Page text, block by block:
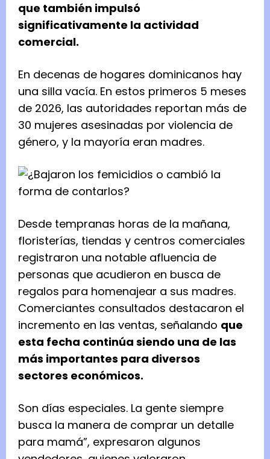
que también impulsó
significativamente la actividad
comercial.
En decenas de hogares dominicanos hay
una silla vacía. En estos primeros 5 meses
de 2026, las autoridades reportan más de
30 mujeres asesinadas por violencia de
género, y la mayoría eran madres.
Desde tempranas horas de la mañana,
floristerías, tiendas y centros comerciales
registraron una notable afluencia de
personas que acudieron en busca de
regalos para homenajear a sus madres.
Comerciantes consultados destacaron el
incremento en las ventas, señalando que
esta fecha continúa siendo una de las
más importantes para diversos
sectores económicos.
Son días especiales. La gente siempre
busca la manera de comprar un detalle
para mamá”, expresaron algunos